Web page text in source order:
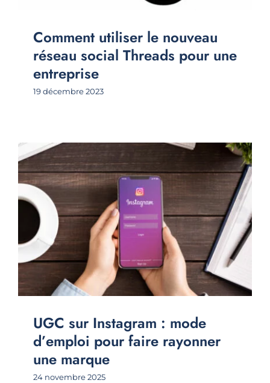
Comment utiliser le nouveau
réseau social Threads pour une
entreprise
19 décembre 2023
UGC sur Instagram : mode
d’emploi pour faire rayonner
une marque
24 novembre 2025